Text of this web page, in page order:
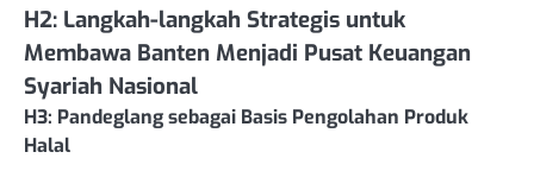
H2: Langkah-langkah Strategis untuk
Membawa Banten Menjadi Pusat Keuangan
Syariah Nasional
H3: Pandeglang sebagai Basis Pengolahan Produk
Halal